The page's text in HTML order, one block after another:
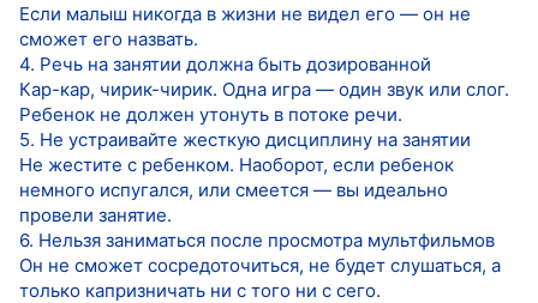
Если малыш никогда в жизни не видел его — он не
сможет его назвать.
4. Речь на занятии должна быть дозированной
Кар-кар, чирик-чирик. Одна игра — один звук или слог.
Ребенок не должен утонуть в потоке речи.
5. Не устраивайте жесткую дисциплину на занятии
Не жестите с ребенком. Наоборот, если ребенок
немного испугался, или смеется — вы идеально
провели занятие.
6. Нельзя заниматься после просмотра мультфильмов
Он не сможет сосредоточиться, не будет слушаться, а
только капризничать ни с того ни с сего.